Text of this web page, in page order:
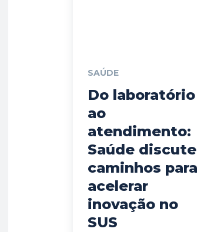
SAÚDE
Do laboratório
ao
atendimento:
Saúde discute
caminhos para
acelerar
inovação no
SUS